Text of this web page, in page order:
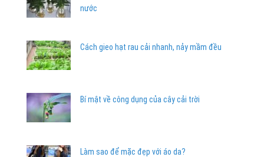
nước
Cách gieo hạt rau cải nhanh, nảy mầm đều
Bí mật về công dụng của cây cải trời
Làm sao để mặc đẹp với áo da?